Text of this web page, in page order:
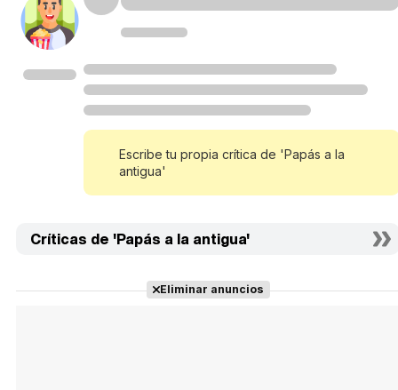
Escribe tu propia crítica de 'Papás a la
antigua'
Críticas de 'Papás a la antigua'
Eliminar anuncios